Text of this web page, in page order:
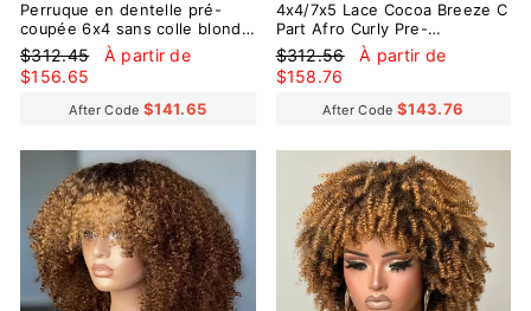
Perruque en dentelle pré-
coupée 6x4 sans colle blonde
ombrée et bouclée crépue
Prix
régulier
$312.45
Prix
À partir de
$156.65
After Code $141.65
4x4/7x5 Lace Cocoa Breeze C
Part Afro Curly Pre-
Everything Glueless Wig
Prix
régulier
$312.56
Prix
À partir de
$158.76
After Code $143.76